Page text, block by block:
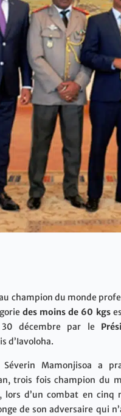
champion du monde
des moins de 60 kgs
décembre par le
d’Iavoloha.
Mamonjisoa a
trois fois champion du
d’un combat en cinq
de son adversaire qui